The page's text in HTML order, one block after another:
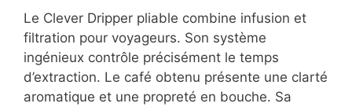
Le Clever Dripper pliable combine infusion et
filtration pour voyageurs. Son système
ingénieux contrôle précisément le temps
d’extraction. Le café obtenu présente une clarté
aromatique et une propreté en bouche. Sa